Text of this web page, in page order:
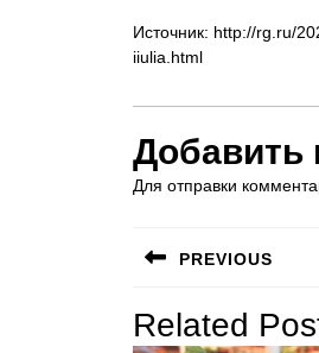
Источник: http://rg.ru/
iiulia.html
Добавить
Для отправки
Навигация
записям
PREVIOUS
запись:
Related